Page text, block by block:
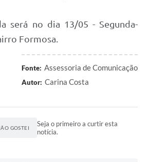
será no dia 13/05 - Segunda-
Formosa.
Fonte: Assessoria de Comunicação
Autor: Carina Costa
GOSTEI
Seja o primeiro a curtir esta
notícia.